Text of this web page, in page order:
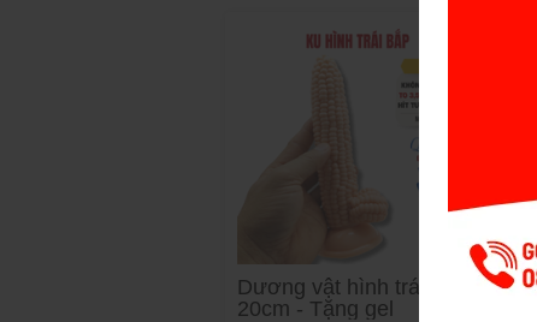
Dương vật hình trái bắp
20cm - Tặng gel